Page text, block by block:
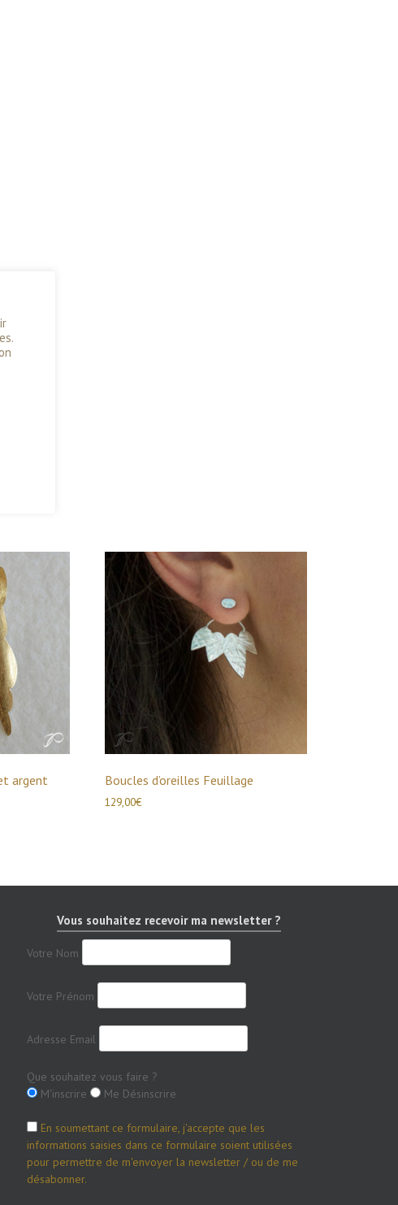
argent
Boucles d’oreilles Feuillage
129,00€
Vous souhaitez recevoir ma newsletter ?
Votre Nom
Votre Prénom
Adresse Email
Que souhaitez vous faire ?
M'inscrire
Me Désinscrire
En soumettant ce formulaire, j'accepte que les
informations saisies dans ce formulaire soient utilisées
pour permettre de m'envoyer la newsletter / ou de me
désabonner.